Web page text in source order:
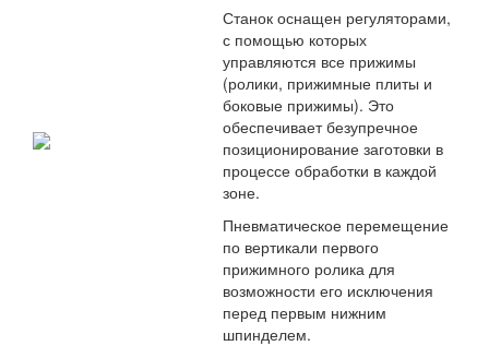
Станок оснащен регуляторами,
с помощью которых
управляются все прижимы
(ролики, прижимные плиты и
боковые прижимы). Это
обеспечивает безупречное
позиционирование заготовки в
процессе обработки в каждой
зоне.
Пневматическое перемещение
по вертикали первого
прижимного ролика для
возможности его исключения
перед первым нижним
шпинделем.